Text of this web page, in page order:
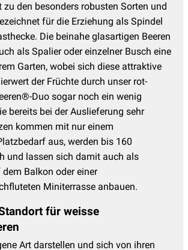
zu den besonders robusten Sorten und
für die Erziehung als Spindel
Die beinahe glasartigen Beeren
als Spalier oder einzelner Busch eine
Garten, wobei sich diese attraktive
der Früchte durch unser rot-
Duo sogar noch ein wenig
bereits bei der Auslieferung sehr
kommen mit nur einem
aus, werden bis 160
und lassen sich damit auch als
Balkon oder einer
Miniterrasse anbauen.
für weisse
Art darstellen und sich von ihren